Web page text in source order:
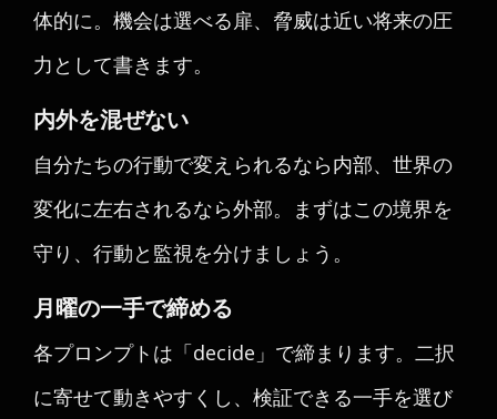
体的に。機会は選べる扉、脅威は近い将来の圧
力として書きます。
内外を混ぜない
自分たちの行動で変えられるなら内部、世界の
変化に左右されるなら外部。まずはこの境界を
守り、行動と監視を分けましょう。
月曜の一手で締める
各プロンプトは「decide」で締まります。二択
に寄せて動きやすくし、検証できる一手を選び